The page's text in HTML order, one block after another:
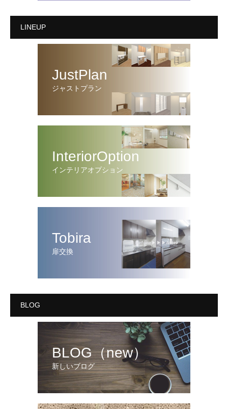
LINEUP
JustPlan
ジャストプラン
InteriorOption
インテリアオプション
Tobira
扉交換
BLOG
BLOG（new）
新しいブログ